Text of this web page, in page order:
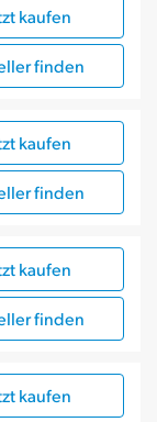
kaufen
finden
kaufen
finden
kaufen
finden
kaufen